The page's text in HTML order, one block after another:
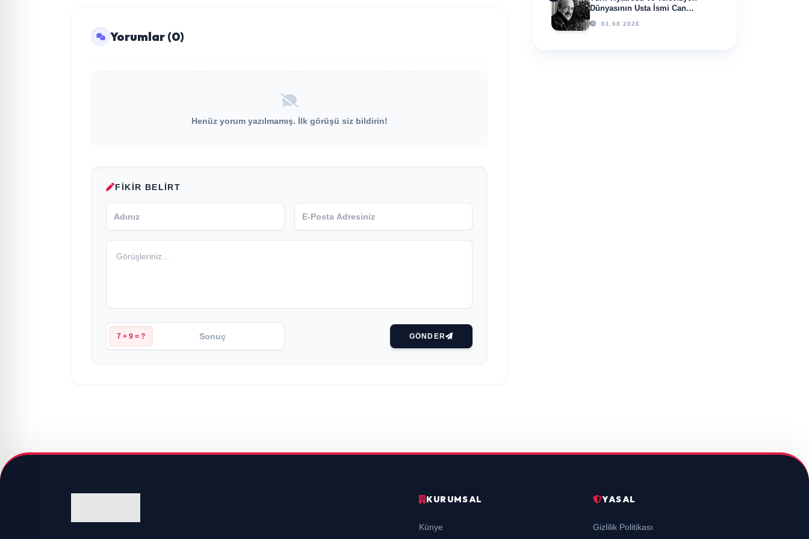
Yorumlar (0)
Henüz yorum yazılmamış. İlk görüşü siz bildirin!
FIKIR BELIRT
7 + 9 = ? GÖNDER
Dünyasının Usta İsmi Can
Kolukısa Hayatını Kaybetti
01.08.2026
KURUMSAL
Künye
YASAL
Gizlilik Politikası